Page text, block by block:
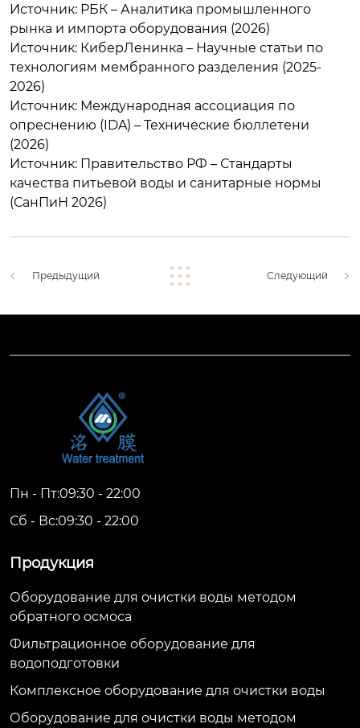
Источник: РБК – Аналитика промышленного
рынка и импорта оборудования (2026)
Источник: КиберЛенинка – Научные статьи по
технологиям мембранного разделения (2025-
2026)
Источник: Международная ассоциация по
опреснению (IDA) – Технические бюллетени
(2026)
Источник: Правительство РФ – Стандарты
качества питьевой воды и санитарные нормы
(СанПиН 2026)
Предыдущий Следующий
Пн - Пт:09:30 - 22:00
Сб - Вс:09:30 - 22:00
Продукция
Оборудование для очистки воды методом
обратного осмоса
Фильтрационное оборудование для
водоподготовки
Комплексное оборудование для очистки воды
Оборудование для очистки воды методом